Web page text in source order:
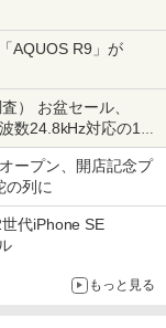
AQUOS R9」が
） お盆セール、
数24.8kHz対応の17
ほか
ープン、開店記念プ
の列に
代iPhone SE
もっと見る